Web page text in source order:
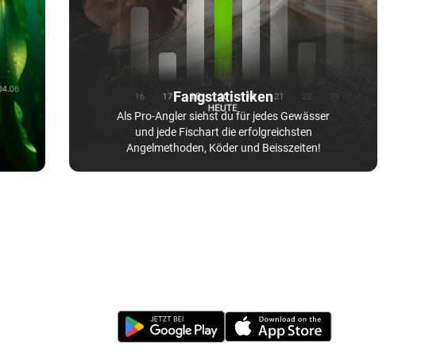
Fangstatistiken
Als Pro-Angler siehst du für jedes Gewässer
und jede Fischart die erfolgreichsten
Angelmethoden, Köder und Beisszeiten!